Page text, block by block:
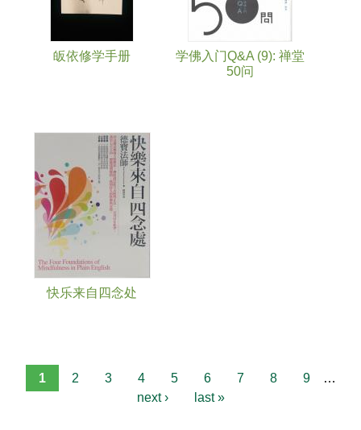
皈依修学手册
学佛入门Q&A (9): 禅堂
50问
快乐来自四念处
1 2 3 4 5 6 7 8 9
…
next ›
last »